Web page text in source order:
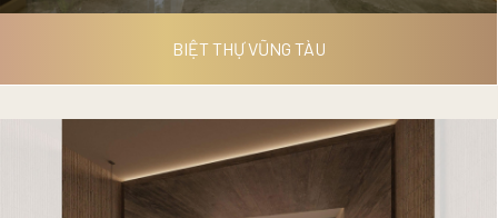
BIỆT THỰ VŨNG TÀU